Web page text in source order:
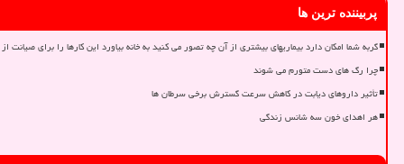
پربیننده ترین ها
گربه شما امکان دارد بیماریهای بیشتری از آن چه تصور می کنید به خانه بیاورد این کارها را برای صیانت
چرا رگ های دست متورم می شوند
تأثیر داروهای دیابت در کاهش سرعت گسترش برخی سرطان ها
هر اهدای خون سه شانس زندگی